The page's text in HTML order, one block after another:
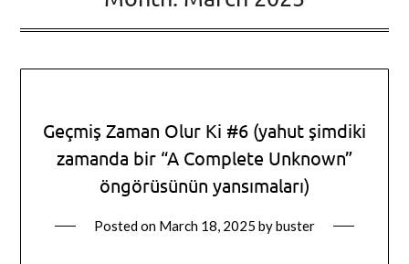
Geçmiş Zaman Olur Ki #6 (yahut şimdiki
zamanda bir “A Complete Unknown”
öngörüsünün yansımaları)
Posted on March 18, 2025 bybuster